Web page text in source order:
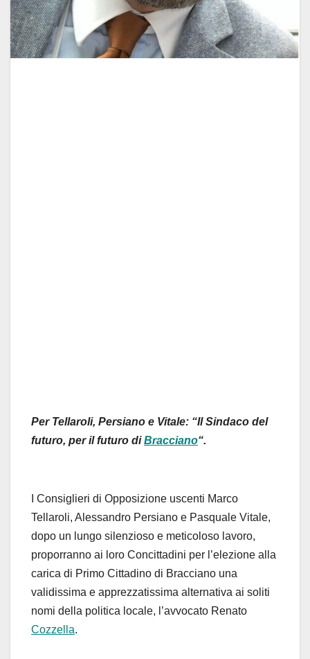
Per Tellaroli, Persiano e Vitale: “Il Sindaco del
futuro, per il futuro diBracciano“.
I Consiglieri di Opposizione uscenti Marco
Tellaroli, Alessandro Persiano e Pasquale Vitale,
dopo un lungo silenzioso e meticoloso lavoro,
proporranno ai loro Concittadini per l’elezione alla
carica di Primo Cittadino di Bracciano una
validissima e apprezzatissima alternativa ai soliti
nomi della politica locale, l’avvocato Renato
Cozzella.